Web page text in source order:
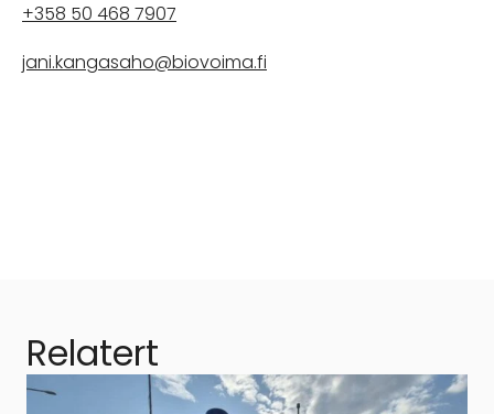
+358 50 468 7907
jani.kangasaho@biovoima.fi
Relatert